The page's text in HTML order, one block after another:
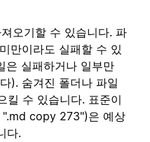
오기할 수 있습니다. 파
만이라도 실패할 수 있
은 실패하거나 일부만
). 숨겨진 폴더나 파일
킬 수 있습니다. 표준이
".md copy 273")은 예상
다.